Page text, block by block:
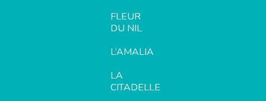
FLEUR
DU NIL
L’AMALIA
LA
CITADELLE